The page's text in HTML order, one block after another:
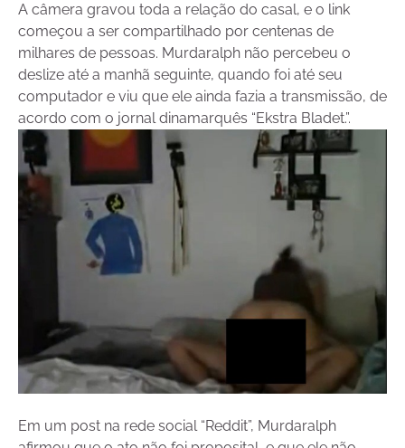
A câmera gravou toda a relação do casal, e o link
começou a ser compartilhado por centenas de
milhares de pessoas. Murdaralph não percebeu o
deslize até a manhã seguinte, quando foi até seu
computador e viu que ele ainda fazia a transmissão, de
acordo com o jornal dinamarquês “Ekstra Bladet.”.
Em um post na rede social “Reddit”, Murdaralph